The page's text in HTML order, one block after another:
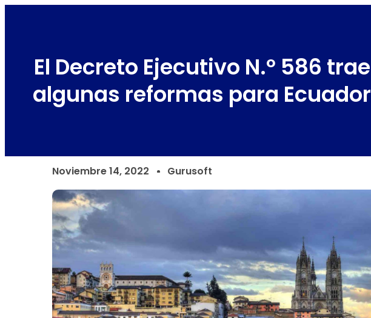
El Decreto Ejecutivo N.º 586 trae
algunas reformas para Ecuador
Noviembre 14, 2022 Gurusoft